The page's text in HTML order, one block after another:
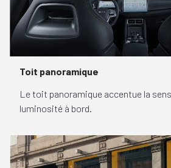
Toit panoramique
Le toit panoramique accentue la
luminosité à bord.